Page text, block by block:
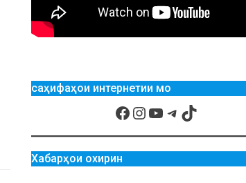
саҳифаҳои интернетии мо
Хабарҳои охирин